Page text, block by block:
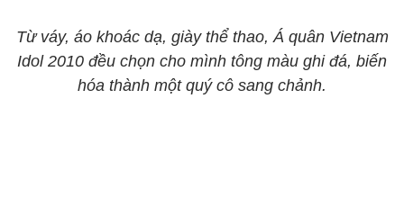
Từ váy, áo khoác dạ, giày thể thao, Á quân Vietnam
Idol 2010 đều chọn cho mình tông màu ghi đá, biến
hóa thành một quý cô sang chảnh.